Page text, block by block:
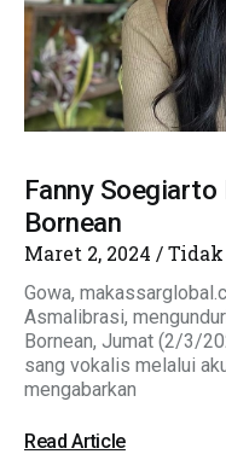
Fanny Soegiarto
Bornean
Maret 2, 2024
Gowa,
Asmalibrasi,
Bornean, Jumat (2/3/
sang vokalis melalui
mengabarkan
Read Article